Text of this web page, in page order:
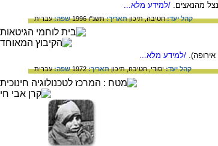
מהנאצים. /למידע מלא...
קהל יעד:חטיבה,תיכוןתאריך:תשנ"ו 1996 שפה:עברית
/למידע מלא...
קהל יעד:יסודי,חטיבה,תיכוןתאריך:1972 שפה:עברית